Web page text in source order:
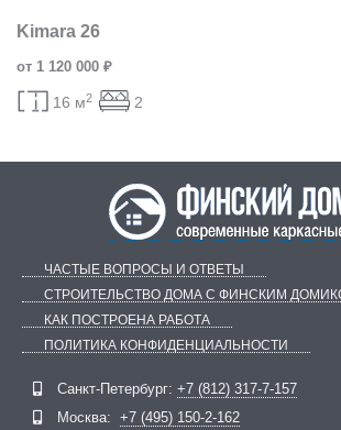
Kimara 26
от 1 120 000 ₽
16 м2 2
ЧАСТЫЕ ВОПРОСЫ И ОТВЕТЫ
СТРОИТЕЛЬСТВО ДОМА С ФИНСКИМ
КАК ПОСТРОЕНА РАБОТА
ПОЛИТИКА КОНФИДЕНЦИАЛЬНОСТИ
Санкт-Петербург: +7 (812) 317-7-157
Москва: +7 (495) 150-2-162